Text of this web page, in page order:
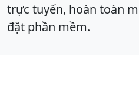
trực tuyến, hoàn toàn
đặt phần mềm.